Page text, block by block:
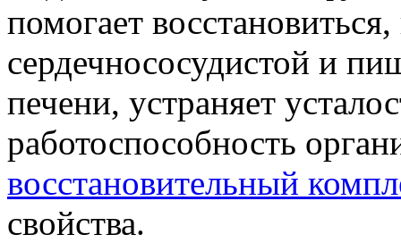
помогает
сердечнососудистой и
печени, устраняет
работоспособность
восстановительный
свойства.